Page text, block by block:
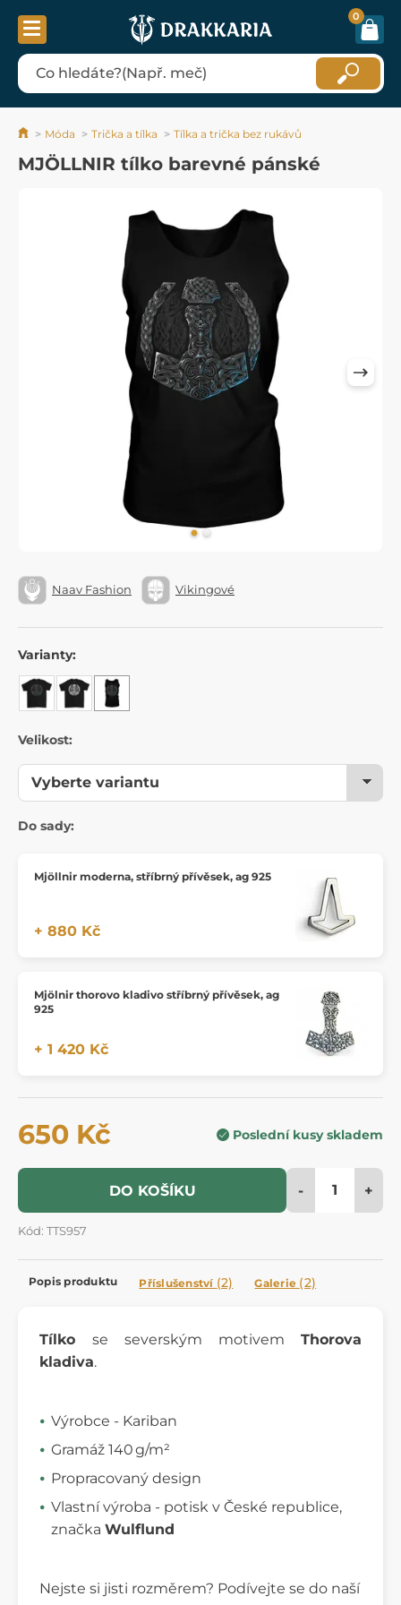
0
Móda Trička a tílka Tílka a trička bez rukávů
MJÖLLNIR tílko barevné pánské
Naav Fashion Vikingové
Varianty:
Velikost:
Do sady:
Mjöllnir moderna, stříbrný přívěsek, ag 925
+ 880 Kč
Mjölnir thorovo kladivo stříbrný přívěsek, ag
925
+ 1 420 Kč
650 Kč Poslední kusy skladem
DO KOŠÍKU - +
Kód: TTS957
Popis produktu Příslušenství (2) Galerie (2)
Tílko se severským motivem Thorova
kladiva.
Výrobce - Kariban
Gramáž 140 g/m²
Propracovaný design
Vlastní výroba - potisk v České republice,
značka Wulflund
Nejste si jisti rozměrem? Podívejte se do naší